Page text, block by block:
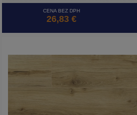
šetrné k životnému prostrediu. Vysoká trieda
a to aj pri záťaži v komerčne využívaných
CENA BEZ DPH
26,83 €